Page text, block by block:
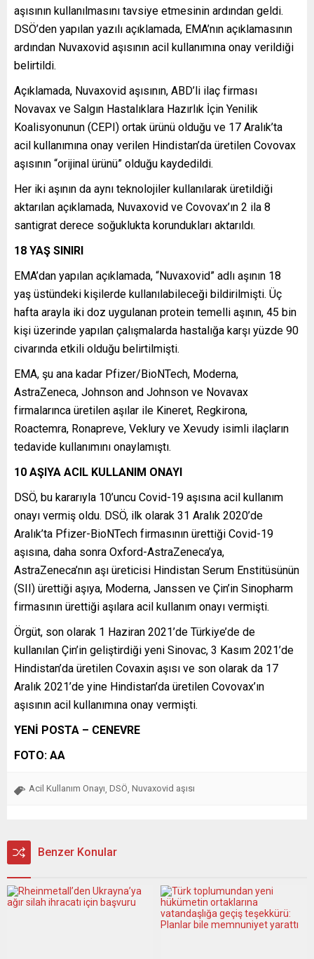
aşısının kullanılmasını tavsiye etmesinin ardından geldi.
DSÖ’den yapılan yazılı açıklamada, EMA’nın açıklamasının
ardından Nuvaxovid aşısının acil kullanımına onay verildiği
belirtildi.
Açıklamada, Nuvaxovid aşısının, ABD’li ilaç firması
Novavax ve Salgın Hastalıklara Hazırlık İçin Yenilik
Koalisyonunun (CEPI) ortak ürünü olduğu ve 17 Aralık’ta
acil kullanımına onay verilen Hindistan’da üretilen Covovax
aşısının “orijinal ürünü” olduğu kaydedildi.
Her iki aşının da aynı teknolojiler kullanılarak üretildiği
aktarılan açıklamada, Nuvaxovid ve Covovax’ın 2 ila 8
santigrat derece soğuklukta korundukları aktarıldı.
18 YAŞ SINIRI
EMA’dan yapılan açıklamada, “Nuvaxovid” adlı aşının 18
yaş üstündeki kişilerde kullanılabileceği bildirilmişti. Üç
hafta arayla iki doz uygulanan protein temelli aşının, 45 bin
kişi üzerinde yapılan çalışmalarda hastalığa karşı yüzde 90
civarında etkili olduğu belirtilmişti.
EMA, şu ana kadar Pfizer/BioNTech, Moderna,
AstraZeneca, Johnson and Johnson ve Novavax
firmalarınca üretilen aşılar ile Kineret, Regkirona,
Roactemra, Ronapreve, Veklury ve Xevudy isimli ilaçların
tedavide kullanımını onaylamıştı.
10 AŞIYA ACIL KULLANIM ONAYI
DSÖ, bu kararıyla 10’uncu Covid-19 aşısına acil kullanım
onayı vermiş oldu. DSÖ, ilk olarak 31 Aralık 2020’de
Aralık’ta Pfizer-BioNTech firmasının ürettiği Covid-19
aşısına, daha sonra Oxford-AstraZeneca’ya,
AstraZeneca’nın aşı üreticisi Hindistan Serum Enstitüsünün
(SII) ürettiği aşıya, Moderna, Janssen ve Çin’in Sinopharm
firmasının ürettiği aşılara acil kullanım onayı vermişti.
Örgüt, son olarak 1 Haziran 2021’de Türkiye’de de
kullanılan Çin’in geliştirdiği yeni Sinovac, 3 Kasım 2021’de
Hindistan’da üretilen Covaxin aşısı ve son olarak da 17
Aralık 2021’de yine Hindistan’da üretilen Covovax’ın
aşısının acil kullanımına onay vermişti.
YENİ POSTA – CENEVRE
FOTO: AA
Acil Kullanım Onayı DSÖ Nuvaxovid aşısı
Benzer Konular